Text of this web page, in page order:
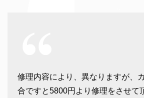
修理内容により、異なりますが、
合ですと5800円より修理をさせて